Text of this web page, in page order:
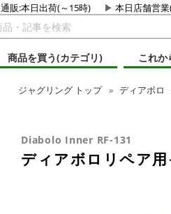
通販:本日出荷(～15時) 本日店舗営
商品を買う(カテゴリ)
これか
ジャグリング トップ ディアボロ
Diabolo Inner RF-131
ディアボロリペア